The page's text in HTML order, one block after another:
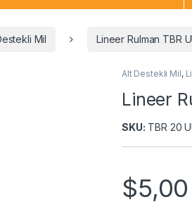
Mil Lineer Rulman TBR
Alt Destekli Mil,
Lineer
SKU: TBR 20
$5,00